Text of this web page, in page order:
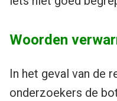
Woorden
In het geval van de
onderzoekers de